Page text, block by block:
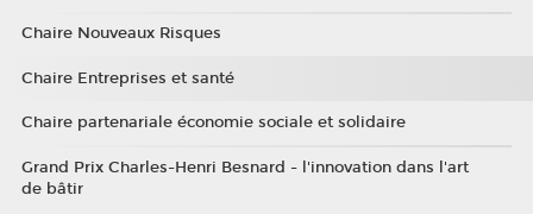
Chaire Nouveaux Risques
Chaire Entreprises et santé
Chaire partenariale économie sociale et solidaire
Grand Prix Charles-Henri Besnard - l'innovation dans l'art
de bâtir